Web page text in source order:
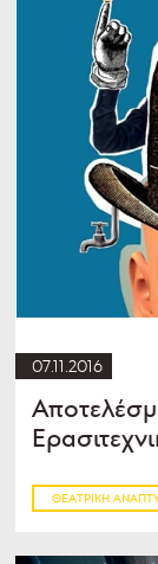
07.11.2016
ΘΕΑΤΡΙΚΉ